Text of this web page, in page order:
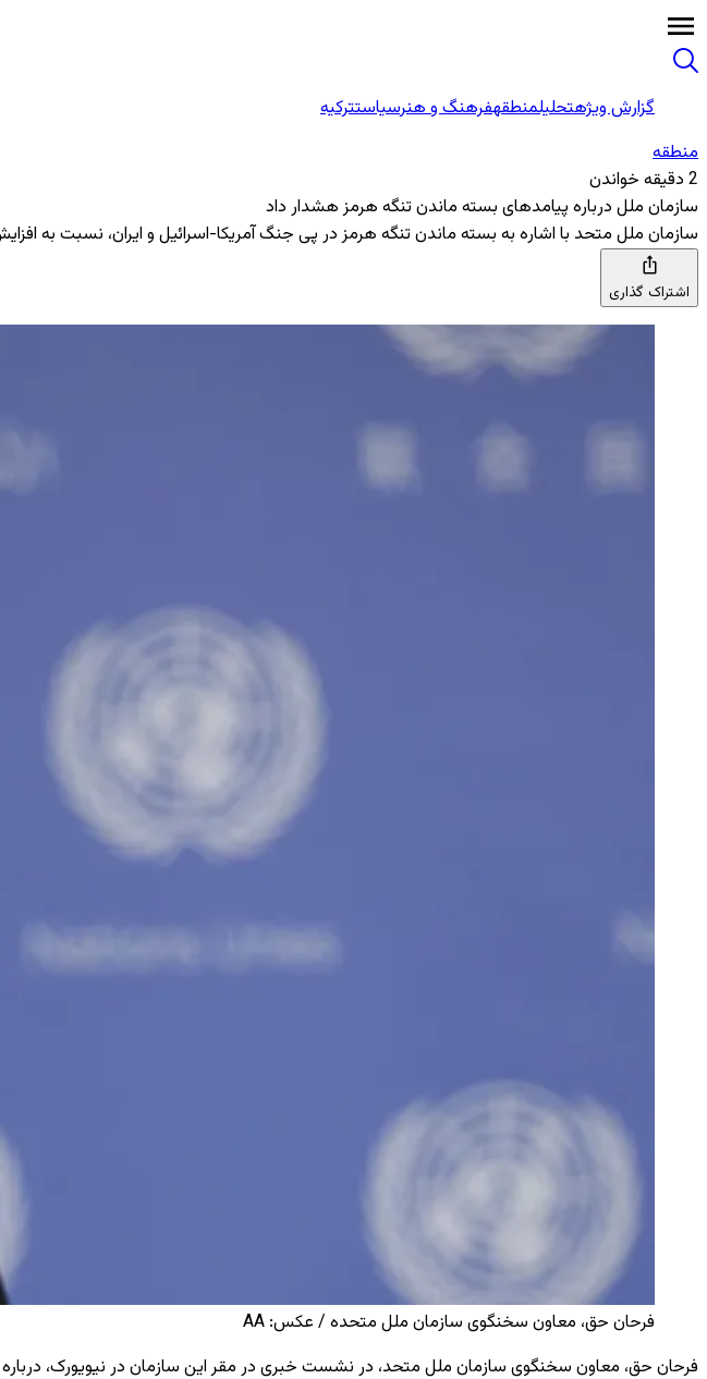
گزارش ویژهتحلیلمنطقهفرهنگ و هنرسیاستترکیه
منطقه‌
2 دقیقه خواندن
سازمان ملل درباره پیامدهای بسته ماندن تنگه هرمز هشدار داد
سازمان ملل متحد با اشاره به بسته ماندن تنگه هرمز در پی جنگ آمریکا-اسرائیل و ایران، نسبت به
اشتراک گذاری
فرحان حق، معاون سخنگوی سازمان ملل متحده / عکس: AA
فرحان حق، معاون سخنگوی سازمان ملل متحد، در نشست خبری در مقر این سازمان در نیویورک، درباره